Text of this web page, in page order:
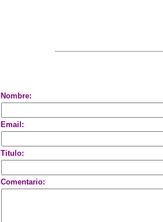
Nombre:
Email:
Titulo:
Comentario: